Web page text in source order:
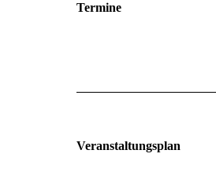
Termine
Veranstaltungsplan